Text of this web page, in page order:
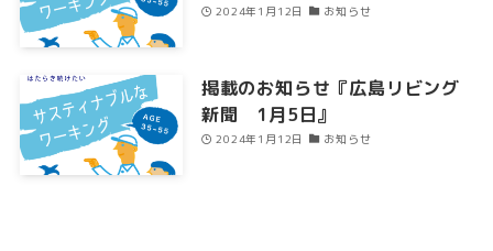
2024年1月12日 お知らせ
掲載のお知らせ『広島リビング
新聞 1月5日』
2024年1月12日 お知らせ